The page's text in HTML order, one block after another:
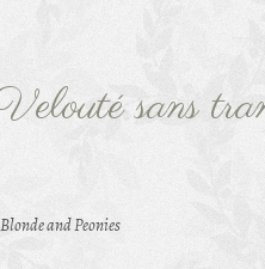
sans
and Peonies